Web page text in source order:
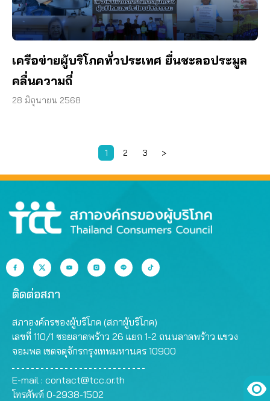
เครือข่ายผู้บริโภคทั่วประเทศ ยื่นชะลอประมูล
คลื่นความถี่
28 มิถุนายน 2568
1 2 3 >
ติดต่อสภา
สภาองค์กรของผู้บริโภค (สภาผู้บริโภค)
เลขที่ 110/1 ซอยลาดพร้าว 26 แยก 1-2 ถนนลาดพร้าว แขวง
จอมพล เขตจตุจักรกรุงเทพมหานคร 10900
E-mail : contact@tcc.or.th
โทรศัพท์ 0-2938-1502